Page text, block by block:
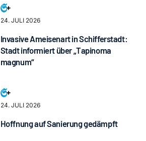
24. JULI 2026
Invasive Ameisenart in Schifferstadt:
Stadt informiert über „Tapinoma
magnum“
24. JULI 2026
Hoffnung auf Sanierung gedämpft